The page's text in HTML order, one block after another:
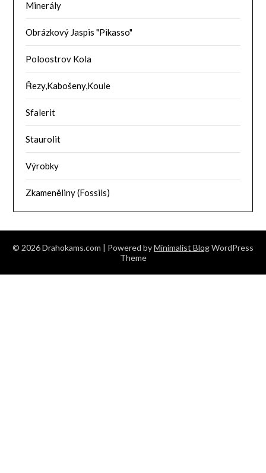
Minerály
Obrázkový Jaspis "Pikasso"
Poloostrov Kola
Řezy,Kabošeny,Koule
Sfalerit
Staurolit
Výrobky
Zkameněliny (Fossils)
© 2026 Drahokams.com | Powered byMinimalist BlogWordPress
Theme